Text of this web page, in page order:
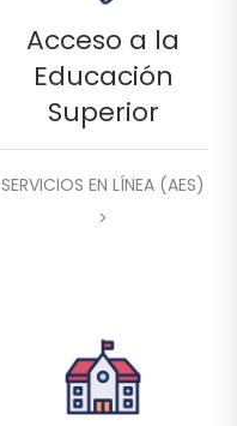
Acceso a la
Educación
Superior
SERVICIOS EN LÍNEA (AES)
>